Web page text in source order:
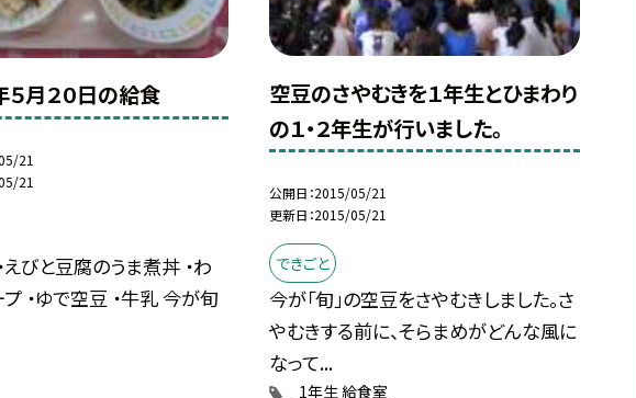
５月２０日の給食
21
21
びと豆腐のうま煮丼 ・わ
・ゆで空豆 ・牛乳 今が旬
空豆のさやむきを１年生とひまわり
の１・２年生が行いました。
公開日 2015/05/21
更新日 2015/05/21
できごと
今が「旬」の空豆をさやむきしました。さ
やむきする前に、そらまめがどんな風に
なって...
1年生給食室